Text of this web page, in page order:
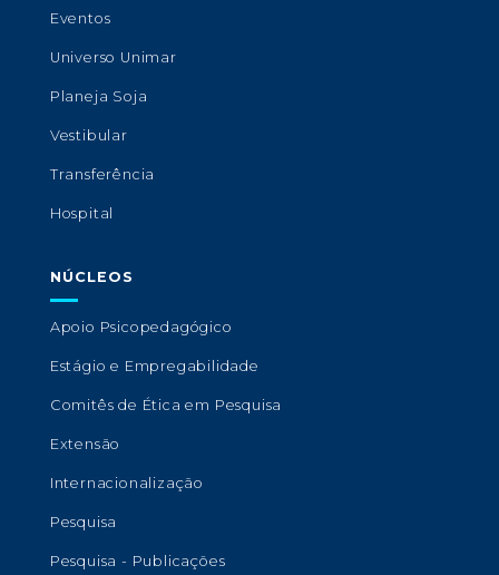
Eventos
Universo Unimar
Planeja Soja
Vestibular
Transferência
Hospital
NÚCLEOS
Apoio Psicopedagógico
Estágio e Empregabilidade
Comitês de Ética em Pesquisa
Extensão
Internacionalização
Pesquisa
Pesquisa - Publicações